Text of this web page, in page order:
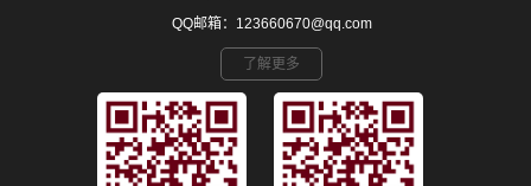
QQ邮箱：123660670@qq.com
了解更多